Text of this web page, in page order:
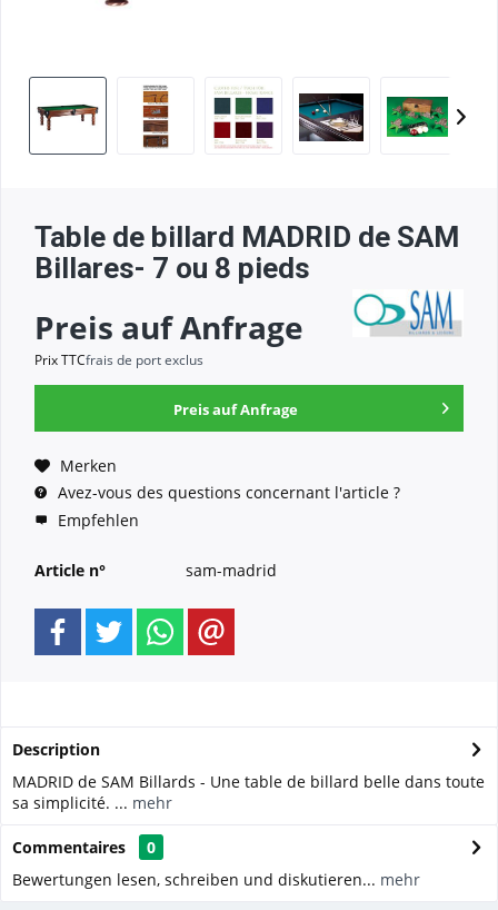
Table de billard MADRID de SAM
Billares- 7 ou 8 pieds
Preis auf Anfrage
Prix TTCfrais de port exclus
Preis auf Anfrage
Merken
Avez-vous des questions concernant l'article ?
Empfehlen
Article n° sam-madrid
Description
MADRID de SAM Billards - Une table de billard belle dans toute
sa simplicité. ... mehr
Commentaires
0
Bewertungen lesen, schreiben und diskutieren... mehr